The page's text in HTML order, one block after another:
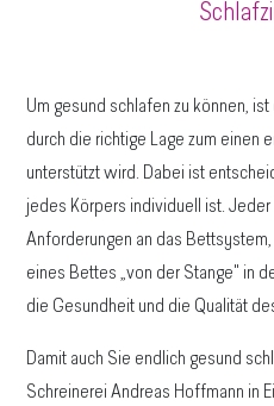
Um gesund schlafen zu können,
durch die richtige Lage zum einen
unterstützt wird. Dabei ist
jedes Körpers individuell ist.
Anforderungen an das
eines Bettes „von der Stange" in
die Gesundheit und die Qualität
Damit auch Sie endlich gesund
Schreinerei Andreas Hoffmann in